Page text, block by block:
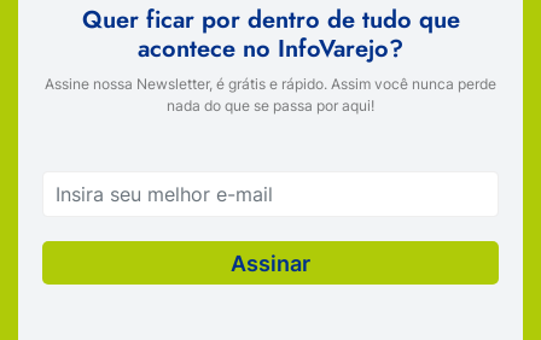
Quer ficar por dentro de tudo que
acontece no InfoVarejo?
Assine nossa Newsletter, é grátis e rápido. Assim você nunca perde
nada do que se passa por aqui!